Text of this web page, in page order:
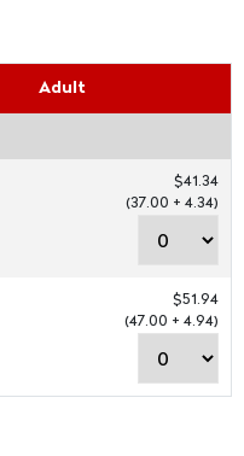
Adult
$41.34
(37.00 + 4.34)
$51.94
(47.00 + 4.94)